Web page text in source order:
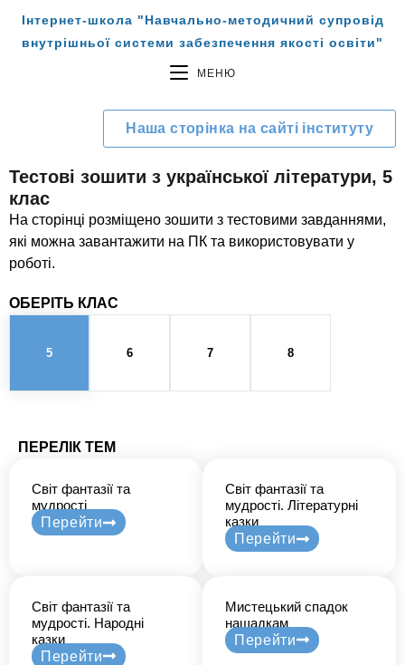
Інтернет-школа "Навчально-методичний супровід
внутрішньої системи забезпечення якості освіти"
МЕНЮ
Наша сторінка на сайті інституту
Тестові зошити з української літератури, 5
клас
На сторінці розміщено зошити з тестовими завданнями,
які можна завантажити на ПК та використовувати у
роботі.
ОБЕРІТЬ КЛАС
5 6 7 8
ПЕРЕЛІК ТЕМ
Світ фантазії та
мудрості
Перейти
Світ фантазії та
мудрості. Літературні
казки
Перейти
Світ фантазії та
мудрості. Народні
казки
Перейти
Мистецький спадок
нащадкам
Перейти